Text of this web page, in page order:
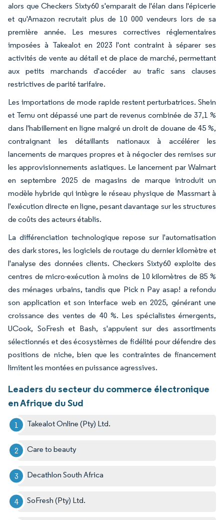
alors que Checkers Sixty60 s'emparait de l'élan dans l'épicerie
et qu'Amazon recrutait plus de 10 000 vendeurs lors de sa
première année. Les mesures correctives réglementaires
imposées à Takealot en 2023 l'ont contraint à séparer ses
activités de vente au détail et de place de marché, permettant
aux petits marchands d'accéder au trafic sans clauses
restrictives de parité tarifaire.
Les importations de mode rapide restent perturbatrices. Shein
et Temu ont dépassé une part de revenus combinée de 37,1 %
dans l'habillement en ligne malgré un droit de douane de 45 %,
contraignant les détaillants nationaux à accélérer les
lancements de marques propres et à négocier des remises sur
les approvisionnements asiatiques. Le lancement par Walmart
en septembre 2025 de magasins de marque introduit un
modèle hybride qui intègre le réseau physique de Massmart à
l'exécution directe en ligne, pesant davantage sur les structures
de coûts des acteurs établis.
La différenciation technologique repose sur l'automatisation
des dark stores, les logiciels de routage du dernier kilomètre et
l'analyse des données clients. Checkers Sixty60 exploite des
centres de micro-exécution à moins de 10 kilomètres de 85 %
des ménages urbains, tandis que Pick n Pay asap! a refondu
son application et son interface web en 2025, générant une
croissance des ventes de 40 %. Les spécialistes émergents,
UCook, SoFresh et Bash, s'appuient sur des assortiments
sélectionnés et des écosystèmes de fidélité pour défendre des
positions de niche, bien que les contraintes de financement
limitent les montées en puissance agressives.
Leaders du secteur du commerce électronique
en Afrique du Sud
Takealot Online (Pty) Ltd.
Care to beauty
Decathlon South Africa
SoFresh (Pty) Ltd.